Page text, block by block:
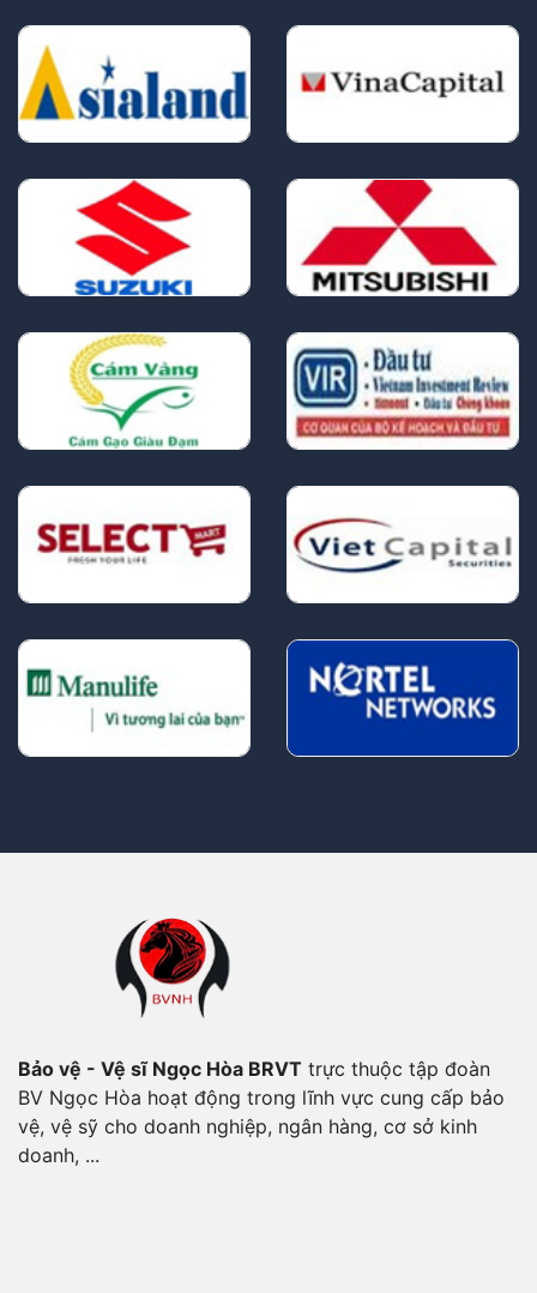
Bảo vệ - Vệ sĩ Ngọc Hòa BRVT trực thuộc tập đoàn
BV Ngọc Hòa hoạt động trong lĩnh vực cung cấp bảo
vệ, vệ sỹ cho doanh nghiệp, ngân hàng, cơ sở kinh
doanh, ...